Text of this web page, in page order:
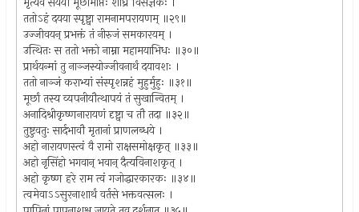
ततोऽहं दयया स्पृष्ट्वा रामनामपरायणम् ॥२९॥
उज्जीवयन् प्रभक्तं तं नीरुजं समकारयम् ।
उत्थितः स ततो भक्तो नाम्ना महामयाभिधः ॥३०॥
प्रार्थयन्मां तु नाञ्जस्योज्जीवनार्थं दयावशः ।
ततो नाञ्जं कराभ्यां संस्पृशन्नहं मुहुर्मुहुः ॥३१॥
मूर्छां तस्य व्यपनीयौत्थापयं तं सुखान्वितम् ।
अनादिश्रीकृष्णनारायणं दृष्ट्वा च तौ तदा ॥३२॥
तुष्टुवतुः सार्दभावौ मृतानां प्राणलब्धये ।
अहो नारायणस्त्वं वै रामो राक्षसमोक्षकृत् ॥३३॥
अहो नृसिंहो भगवान् भवान् दैत्यविनाशकृत् ।
अहो कृष्ण हरे राम त्वं गजोद्धारकारकः ॥३४॥
त्वमेवाऽऽसुरनाशार्थं वर्तसे भक्तवत्सलः ।